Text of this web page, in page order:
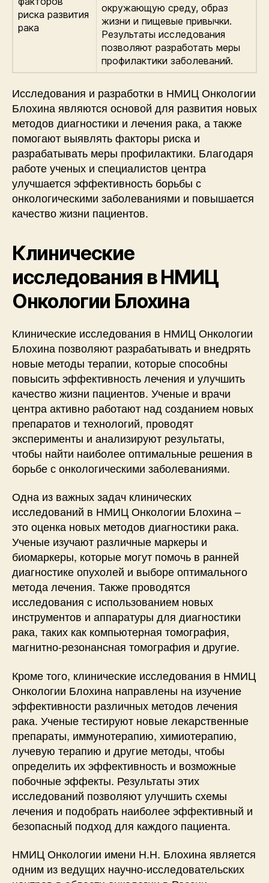
риска развития
рака
окружающую среду, образ
жизни и пищевые привычки.
Результаты исследования
позволяют разработать меры
профилактики заболеваний.
Исследования и разработки в НМИЦ Онкологии
Блохина являются основой для развития новых
методов диагностики и лечения рака, а также
помогают выявлять факторы риска и
разрабатывать меры профилактики. Благодаря
работе ученых и специалистов центра
улучшается эффективность борьбы с
онкологическими заболеваниями и повышается
качество жизни пациентов.
Клинические
исследования в НМИЦ
Онкологии Блохина
Клинические исследования в НМИЦ Онкологии
Блохина позволяют разрабатывать и внедрять
новые методы терапии, которые способны
повысить эффективность лечения и улучшить
качество жизни пациентов. Ученые и врачи
центра активно работают над созданием новых
препаратов и технологий, проводят
эксперименты и анализируют результаты,
чтобы найти наиболее оптимальные решения в
борьбе с онкологическими заболеваниями.
Одна из важных задач клинических
исследований в НМИЦ Онкологии Блохина –
это оценка новых методов диагностики рака.
Ученые изучают различные маркеры и
биомаркеры, которые могут помочь в ранней
диагностике опухолей и выборе оптимального
метода лечения. Также проводятся
исследования с использованием новых
инструментов и аппаратуры для диагностики
рака, таких как компьютерная томография,
магнитно-резонансная томография и другие.
Кроме того, клинические исследования в НМИЦ
Онкологии Блохина направлены на изучение
эффективности различных методов лечения
рака. Ученые тестируют новые лекарственные
препараты, иммунотерапию, химиотерапию,
лучевую терапию и другие методы, чтобы
определить их эффективность и возможные
побочные эффекты. Результаты этих
исследований позволяют улучшить схемы
лечения и подобрать наиболее эффективный и
безопасный подход для каждого пациента.
НМИЦ Онкологии имени Н.Н. Блохина является
одним из ведущих научно-исследовательских